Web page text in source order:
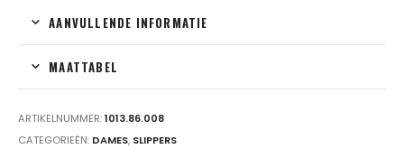
AANVULLENDE INFORMATIE
MAATTABEL
ARTIKELNUMMER:1013.86.008
CATEGORIEËN: DAMES, SLIPPERS